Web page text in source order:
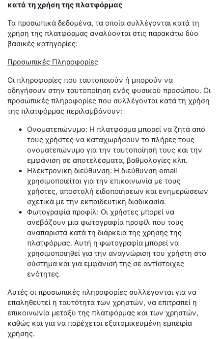
κατά τη χρήση της πλατφόρμας
Τα προσωπικά δεδομένα, τα οποία συλλέγονται κατά τη
χρήση της πλατφόρμας αναλύονται στις παρακάτω δύο
βασικές κατηγορίες:
Προσωπικές Πληροφορίες
Οι πληροφορίες που ταυτοποιούν ή μπορούν να
οδηγήσουν στην ταυτοποίηση ενός φυσικού προσώπου. Οι
προσωπικές πληροφορίες που συλλέγονται κατά τη χρήση
της πλατφόρμας περιλαμβάνουν:
Ονοματεπώνυμο: Η πλατφόρμα μπορεί να ζητά από
τους χρήστες να καταχωρήσουν το πλήρες τους
ονοματεπώνυμο για την ταυτοποίησή τους και την
εμφάνιση σε αποτελέσματα, βαθμολογίες κλπ.
Ηλεκτρονική διεύθυνση: Η διεύθυνση email
χρησιμοποιείται για την επικοινωνία με τους
χρήστες, αποστολή ειδοποιήσεων και ενημερώσεων
σχετικά με την εκπαιδευτική διαδικασία.
Φωτογραφία προφίλ: Οι χρήστες μπορεί να
ανεβάζουν μια φωτογραφία προφίλ που τους
αναπαριστά κατά τη διάρκεια της χρήσης της
πλατφόρμας. Αυτή η φωτογραφία μπορεί να
χρησιμοποιηθεί για την αναγνώριση του χρήστη στο
σύστημα και για εμφάνισή της σε αντίστοιχες
ενότητες.
Αυτές οι προσωπικές πληροφορίες συλλέγονται για να
επαληθευτεί η ταυτότητα των χρηστών, να επιτραπεί η
επικοινωνία μεταξύ της πλατφόρμας και των χρηστών,
καθώς και για να παρέχεται εξατομικευμένη εμπειρία
χρήσης.